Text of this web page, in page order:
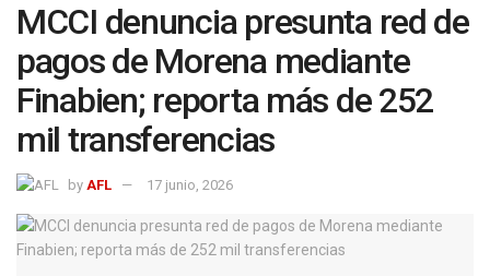
MCCI denuncia presunta red de
pagos de Morena mediante
Finabien; reporta más de 252
mil transferencias
by AFL 17 junio, 2026